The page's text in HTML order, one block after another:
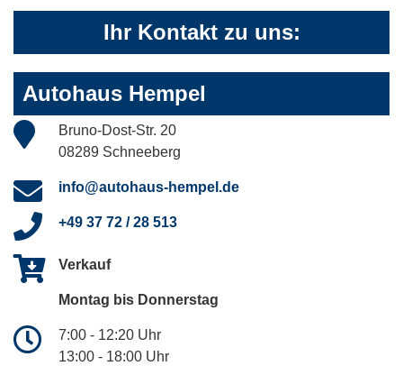
Ihr Kontakt zu uns:
Autohaus Hempel
Bruno-Dost-Str. 20
08289 Schneeberg
info@autohaus-hempel.de
+49 37 72 / 28 513
Verkauf
Montag bis Donnerstag
7:00 - 12:20 Uhr
13:00 - 18:00 Uhr